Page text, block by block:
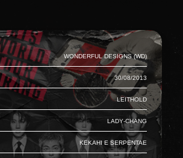
Wonderful Designs (WD)
30/08/2013
Leithold
Lady-Chang
Kekahi e Serpentae